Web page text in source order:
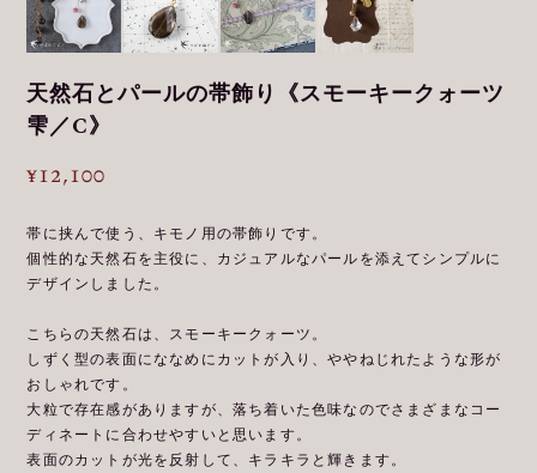
天然石とパールの帯飾り《スモーキークォーツ
雫／C》
¥12,100
帯に挟んで使う、キモノ用の帯飾りです。
個性的な天然石を主役に、カジュアルなパールを添えてシンプルに
デザインしました。
こちらの天然石は、スモーキークォーツ。
しずく型の表面にななめにカットが入り、ややねじれたような形が
おしゃれです。
大粒で存在感がありますが、落ち着いた色味なのでさまざまなコー
ディネートに合わせやすいと思います。
表面のカットが光を反射して、キラキラと輝きます。